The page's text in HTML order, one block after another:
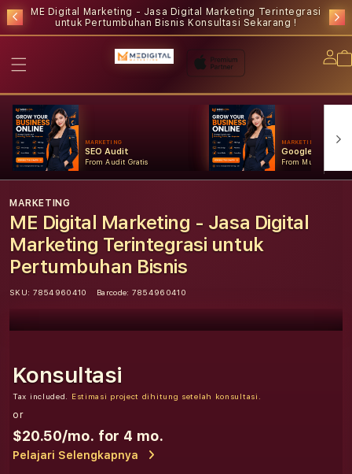
ME Digital Marketing - Jasa Digital Marketing Terintegrasi
untuk Pertumbuhan Bisnis Konsultasi Sekarang !
MARKETING
SEO Audit
From Audit Gratis
MARKETING
Google Ads
From Mulai
MARKETING
ME Digital Marketing - Jasa Digital
Marketing Terintegrasi untuk
Pertumbuhan Bisnis
SKU: 7854960410 Barcode: 7854960410
Konsultasi
Tax included. Estimasi project dihitung setelah konsultasi.
or
$20.50/mo. for 4 mo.
Pelajari Selengkapnya